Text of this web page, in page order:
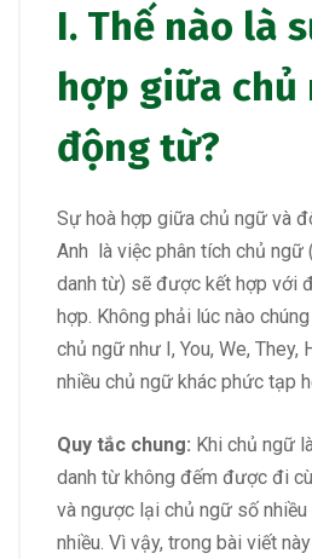
I. Thế nào là
hợp giữa chủ
động từ?
Sự hoà hợp giữa chủ ngữ và
Anh là việc phân tích chủ ngữ
danh từ) sẽ được kết hợp với
hợp. Không phải lúc nào
chủ ngữ như I, You, We, They,
nhiều chủ ngữ khác phức tạp
Quy tắc chung: Khi chủ ngữ
danh từ không đếm được đi
và ngược lại chủ ngữ số
nhiều. Vì vậy, trong bài viết